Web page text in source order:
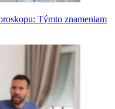
Týmto znameniam